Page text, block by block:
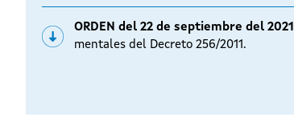
ORDEN del 22 de septiembre del 2021
mentales del Decreto 256/2011.